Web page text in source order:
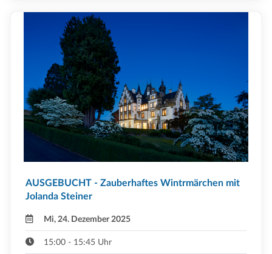
AUSGEBUCHT - Zauberhaftes Wintrmärchen mit
Jolanda Steiner
Mi, 24. Dezember 2025
15:00 - 15:45 Uhr